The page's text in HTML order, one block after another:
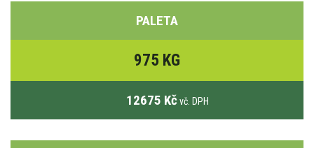
PALETA
975 KG
12675 Kč vč. DPH